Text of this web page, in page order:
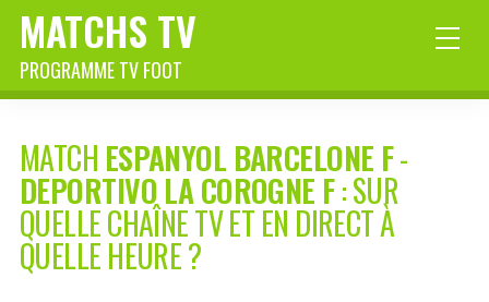
MATCHS TV
PROGRAMME TV FOOT
MATCH ESPANYOL BARCELONE F-
DEPORTIVO LA COROGNE F: SUR
QUELLE CHAÎNE TV ET EN DIRECT À
QUELLE HEURE ?